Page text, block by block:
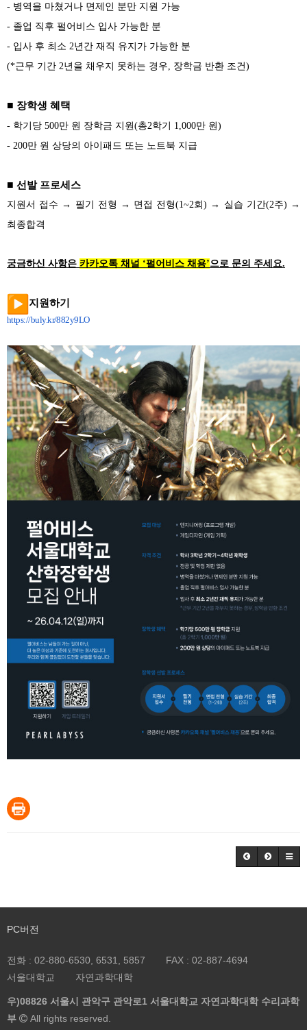
- 병역을 마쳤거나 면제인 분만 지원 가능
- 졸업 직후 펄어비스 입사 가능한 분
- 입사 후 최소 2년간 재직 유지가 가능한 분
(*근무 기간 2년을 채우지 못하는 경우, 장학금 반환 조건)
■ 장학생 혜택
- 학기당 500만 원 장학금 지원(총2학기 1,000만 원)
- 200만 원 상당의 아이패드 또는 노트북 지급
■ 선발 프로세스
지원서 접수 → 필기 전형 → 면접 전형(1~2회) → 실습 기간(2주) →
최종합격
궁금하신 사항은 카카오톡 채널 ‘펄어비스 채용’으로 문의 주세요.
지원하기
https://buly.kr/882y9LO
PC버전
전화 : 02-880-6530, 6531, 5857 FAX : 02-887-4694
서울대학교
자연과학대학
우)08826 서울시 관악구 관악로1 서울대학교 자연과학대학 수리과학
부
All rights reserved.